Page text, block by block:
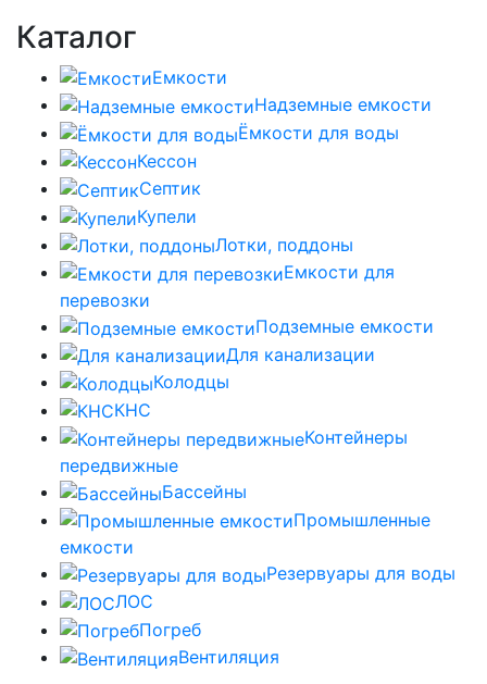
Каталог
Емкости
Надземные емкости
Ёмкости для воды
Кессон
Септик
Купели
Лотки, поддоны
Емкости для
перевозки
Подземные емкости
Для канализации
Колодцы
КНС
Контейнеры
передвижные
Бассейны
Промышленные
емкости
Резервуары для воды
ЛОС
Погреб
Вентиляция